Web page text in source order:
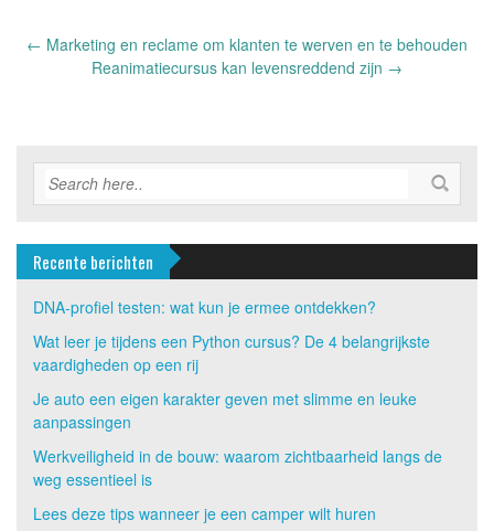
Post
navigation
← Marketing en reclame om klanten te werven en te behouden
Reanimatiecursus kan levensreddend zijn →
Recente berichten
DNA-profiel testen: wat kun je ermee ontdekken?
Wat leer je tijdens een Python cursus? De 4 belangrijkste
vaardigheden op een rij
Je auto een eigen karakter geven met slimme en leuke
aanpassingen
Werkveiligheid in de bouw: waarom zichtbaarheid langs de
weg essentieel is
Lees deze tips wanneer je een camper wilt huren